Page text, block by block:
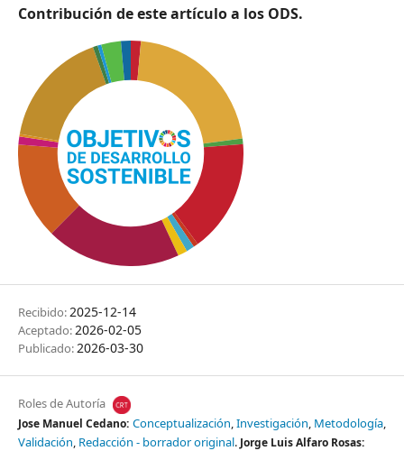
Contribución de este artículo a los ODS.
Recibido:2025-12-14
Aceptado:2026-02-05
Publicado:2026-03-30
Roles de Autoría
Jose Manuel Cedano: Conceptualización Investigación Metodología
Validación Redacción - borrador original Jorge Luis Alfaro Rosas: